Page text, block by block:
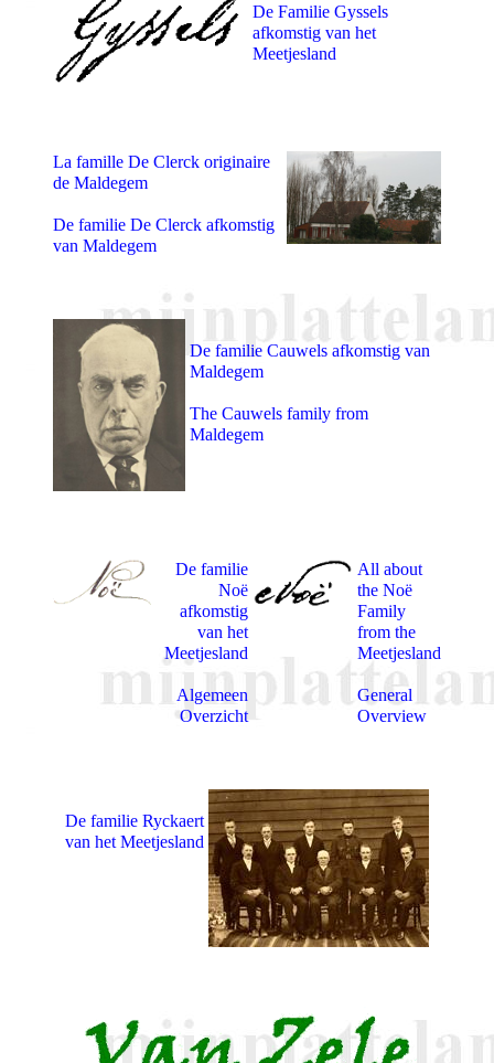
De Familie Gyssels
afkomstig van het
Meetjesland
La famille De Clerck originaire
de Maldegem
De familie De Clerck afkomstig
van Maldegem
De familie Cauwels afkomstig van
Maldegem
The Cauwels family from
Maldegem
De familie
Noë
afkomstig
van het
Meetjesland
Algemeen
Overzicht
All about
the Noë
Family
from the
Meetjesland
General
Overview
De familie Ryckaert
van het Meetjesland